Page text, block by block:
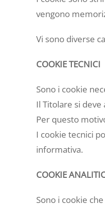
vengono
Vi sono diverse
COOKIE TECNICI
Sono i cookie
Il Titolare si
Per questo
I cookie tecnici
informativa.
COOKIE
Sono i cookie